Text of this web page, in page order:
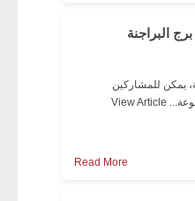
البراجنة
يمكن للمشاركين
View Article
Read More